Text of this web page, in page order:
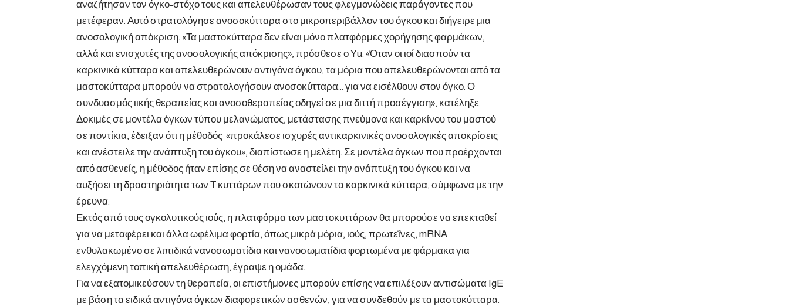
αναζήτησαν τον όγκο-στόχο τους και απελευθέρωσαν τους φλεγμονώδεις παράγοντες που
μετέφεραν. Αυτό στρατολόγησε ανοσοκύτταρα στο μικροπεριβάλλον του όγκου και διήγειρε μια
ανοσολογική απόκριση. «Τα μαστοκύτταρα δεν είναι μόνο πλατφόρμες χορήγησης φαρμάκων,
αλλά και ενισχυτές της ανοσολογικής απόκρισης», πρόσθεσε ο Yu. «Όταν οι ιοί διασπούν τα
καρκινικά κύτταρα και απελευθερώνουν αντιγόνα όγκου, τα μόρια που απελευθερώνονται από τα
μαστοκύτταρα μπορούν να στρατολογήσουν ανοσοκύτταρα… για να εισέλθουν στον όγκο. Ο
συνδυασμός ιικής θεραπείας και ανοσοθεραπείας οδηγεί σε μια διττή προσέγγιση», κατέληξε.
Δοκιμές σε μοντέλα όγκων τύπου μελανώματος, μετάστασης πνεύμονα και καρκίνου του μαστού
σε ποντίκια, έδειξαν ότι η μέθοδός «προκάλεσε ισχυρές αντικαρκινικές ανοσολογικές αποκρίσεις
και ανέστειλε την ανάπτυξη του όγκου», διαπίστωσε η μελέτη. Σε μοντέλα όγκων που προέρχονται
από ασθενείς, η μέθοδος ήταν επίσης σε θέση να αναστείλει την ανάπτυξη του όγκου και να
αυξήσει τη δραστηριότητα των Τ κυττάρων που σκοτώνουν τα καρκινικά κύτταρα, σύμφωνα με την
έρευνα.
Εκτός από τους ογκολυτικούς ιούς, η πλατφόρμα των μαστοκυττάρων θα μπορούσε να επεκταθεί
για να μεταφέρει και άλλα ωφέλιμα φορτία, όπως μικρά μόρια, ιούς, πρωτεΐνες, mRNA
ενθυλακωμένο σε λιπιδικά νανοσωματίδια και νανοσωματίδια φορτωμένα με φάρμακα για
ελεγχόμενη τοπική απελευθέρωση, έγραψε η ομάδα.
Για να εξατομικεύσουν τη θεραπεία, οι επιστήμονες μπορούν επίσης να επιλέξουν αντισώματα IgE
με βάση τα ειδικά αντιγόνα όγκων διαφορετικών ασθενών, για να συνδεθούν με τα μαστοκύτταρα.